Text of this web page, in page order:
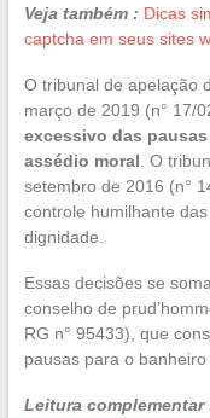
Veja também : Dicas
captcha em seus sites
O tribunal de apelação
março de 2019 (n° 17/
excessivo das
assédio moral . O
setembro de 2016 (n°
controle humilhante
dignidade.
Essas decisões se
conselho de
RG n° 95433), que
pausas para o
Leitura complementar